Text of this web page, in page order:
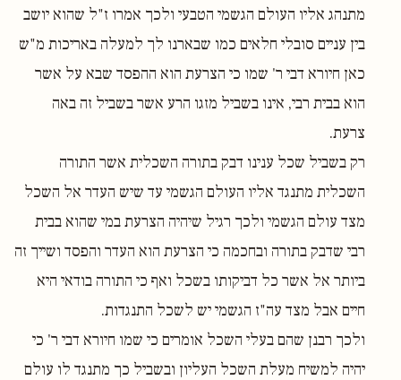
מתנהג אליו העולם הגשמי הטבעי ולכך אמרו ז"ל שהוא יושב
בין עניים סובלי חלאים כמו שבארנו לך למעלה באריכות מ"ש
כאן חיורא דבי ר' שמו כי הצרעת הוא ההפסד שבא על אשר
הוא בבית רבי, אינו בשביל מזגו הרע אשר בשביל זה באה
צרעת.
רק בשביל שכל ענינו דבק בתורה השכלית אשר התורה
השכלית מתנגד אליו העולם הגשמי עד שיש העדר אל השכל
מצד עולם הגשמי ולכך רגיל שיהיה הצרעת במי שהוא בבית
רבי שדבק בתורה ובחכמה כי הצרעת הוא העדר והפסד ושייך זה
ביותר אל אשר כל דביקותו בשכל ואף כי התורה בודאי היא
חיים אבל מצד עה"ז הגשמי יש לשכל התנגדות.
ולכך רבנן שהם בעלי השכל אומרים כי שמו חיורא דבי ר' כי
יהיה למשיח מעלת השכל העליון ובשביל כך מתנגד לו עולם